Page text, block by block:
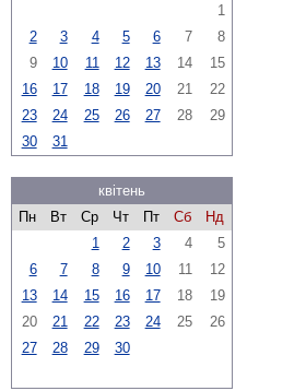
1
2
3 4 5 6 7
8
9
10 11 12 13 14
15
16
17 18 19 20 21
22
23
24 25 26 27 28
29
30
31
квітень
Пн
Вт Ср Чт Пт Сб
Нд
1
2 3 4
5
6
7 8 9 10 11
12
13
14 15 16 17 18
19
20
21 22 23 24 25
26
27
28 29 30